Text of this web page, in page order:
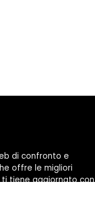
di confronto e
offre le migliori
tiene aggiornato con